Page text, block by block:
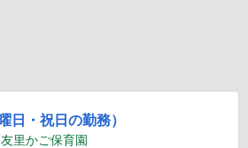
日・祝日の勤務）
里かご保育園